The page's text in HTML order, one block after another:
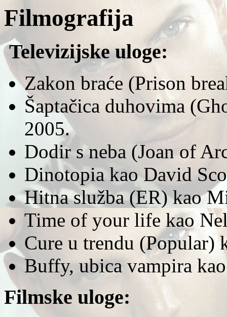
Filmografija
Televizijske uloge:
Zakon braće (Prison
Šaptačica duhovima
2005.
Dodir s neba (Joan of
Dinotopia kao David
Hitna služba (ER) kao
Time of your life kao
Cure u trendu (Popular)
Buffy, ubica vampira
Filmske uloge: